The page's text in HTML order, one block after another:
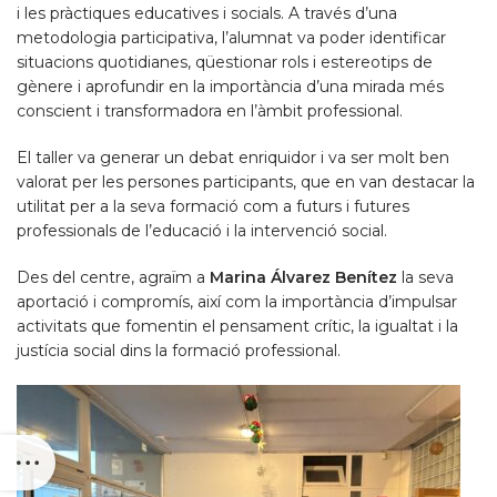
i les pràctiques educatives i socials. A través d’una
metodologia participativa, l’alumnat va poder identificar
situacions quotidianes, qüestionar rols i estereotips de
gènere i aprofundir en la importància d’una mirada més
conscient i transformadora en l’àmbit professional.
El taller va generar un debat enriquidor i va ser molt ben
valorat per les persones participants, que en van destacar la
utilitat per a la seva formació com a futurs i futures
professionals de l’educació i la intervenció social.
Des del centre, agraïm a Marina Álvarez Benítez la seva
aportació i compromís, així com la importància d’impulsar
activitats que fomentin el pensament crític, la igualtat i la
justícia social dins la formació professional.